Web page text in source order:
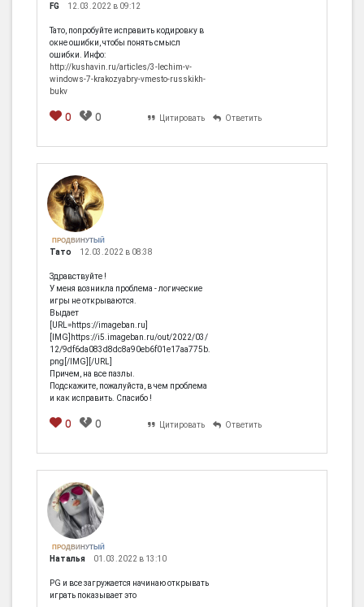
FG 12.03.2022 в 09:12
Тато, попробуйте исправить кодировку в
окне ошибки, чтобы понять смысл
ошибки. Инфо:
http://kushavin.ru/articles/3-lechim-v-
windows-7-krakozyabry-vmesto-russkikh-
bukv
0 0 Цитировать Ответить
ПРОДВИНУТЫЙ
Тато 12.03.2022 в 08:38
Здравствуйте !
У меня возникла проблема - логические
игры не открываются.
Выдает
[URL=https://imageban.ru]
[IMG]https://i5.imageban.ru/out/2022/03/
12/9df6da083d8dc8a90eb6f01e17aa775b.
png[/IMG][/URL]
Причем, на все пазлы.
Подскажите, пожалуйста, в чем проблема
и как исправить. Спасибо !
0 0 Цитировать Ответить
ПРОДВИНУТЫЙ
Наталья 01.03.2022 в 13:10
PG и все загружается начинаю открывать
играть показывает это